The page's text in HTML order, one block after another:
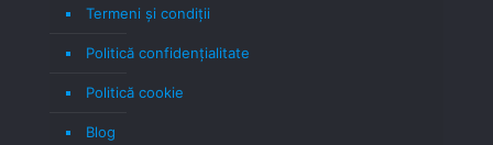
Termeni şi condiţii
Politică confidenţialitate
Politică cookie
Blog